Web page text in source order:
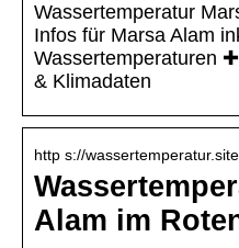
Wassertemperatur
Infos für Marsa Alam
Wassertemperaturen
& Klimadaten
http s://
Alam im